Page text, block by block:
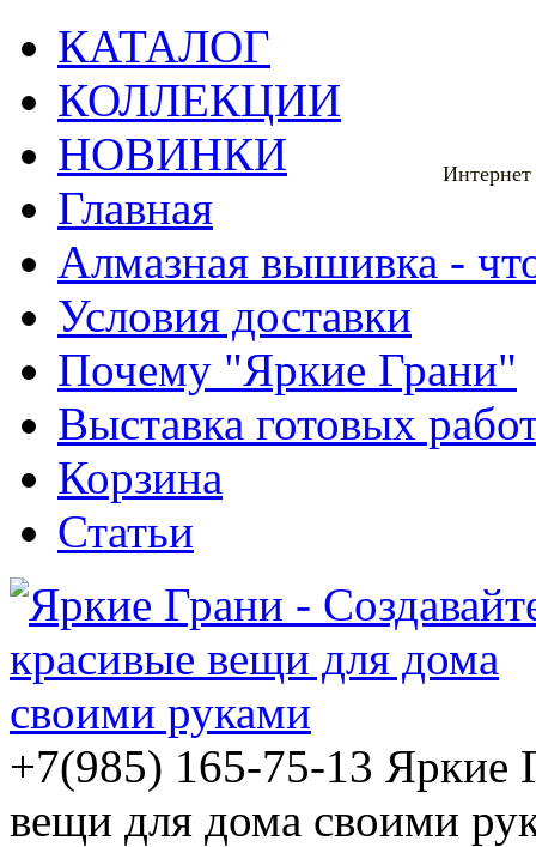
КАТАЛОГ
КОЛЛЕКЦИИ
НОВИНКИ
Главная
Алмазная вышивка -
Условия доставки
Почему "Яркие Грани"
Выставка готовых
Корзина
Статьи
+7(985) 165-75-13 Яркие
вещи для дома своими